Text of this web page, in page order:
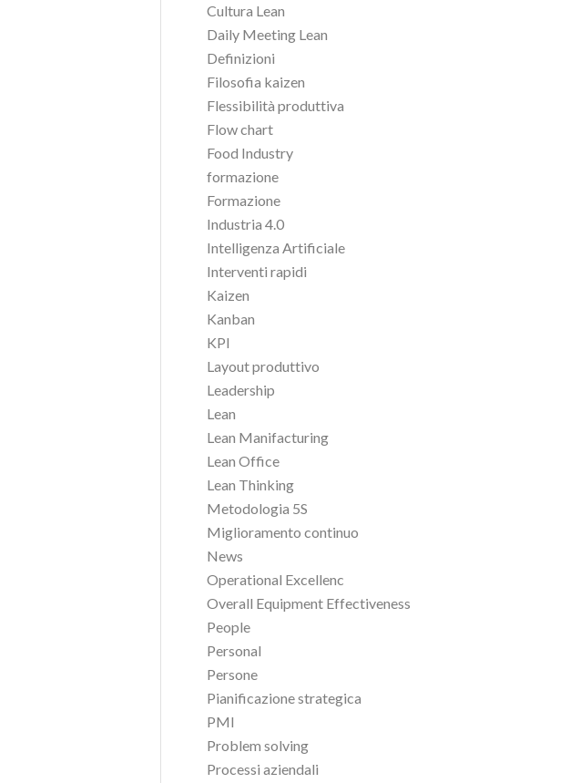
Cultura Lean
Daily Meeting Lean
Definizioni
Filosofia kaizen
Flessibilità produttiva
Flow chart
Food Industry
formazione
Formazione
Industria 4.0
Intelligenza Artificiale
Interventi rapidi
Kaizen
Kanban
KPI
Layout produttivo
Leadership
Lean
Lean Manifacturing
Lean Office
Lean Thinking
Metodologia 5S
Miglioramento continuo
News
Operational Excellenc
Overall Equipment Effectiveness
People
Personal
Persone
Pianificazione strategica
PMI
Problem solving
Processi aziendali